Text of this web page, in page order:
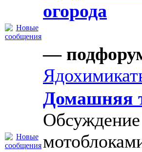
огорода
—
Домашняя